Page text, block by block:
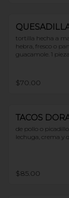
tortilla hecha a
hebra, fresco o
guacamole. 1 pieza
$70.00
TACOS
de pollo o
lechuga, crema y
$85.00